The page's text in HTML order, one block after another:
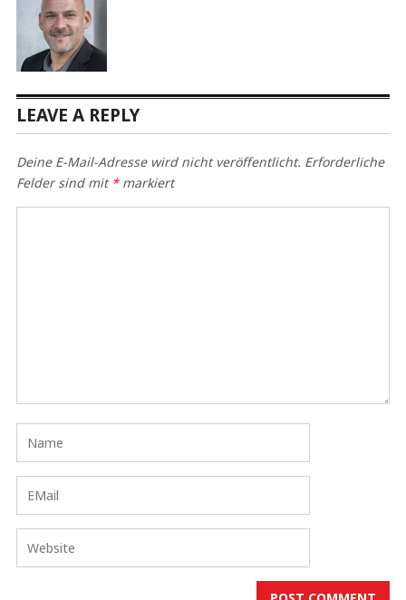
LEAVE A REPLY
Deine E-Mail-Adresse wird nicht veröffentlicht. Erforderliche
Felder sind mit *markiert